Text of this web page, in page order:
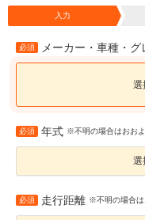
入力
必須 メーカー・車種・グ
選
必須 年式 ※不明の場合はおお
選
必須 走行距離 ※不明の場合